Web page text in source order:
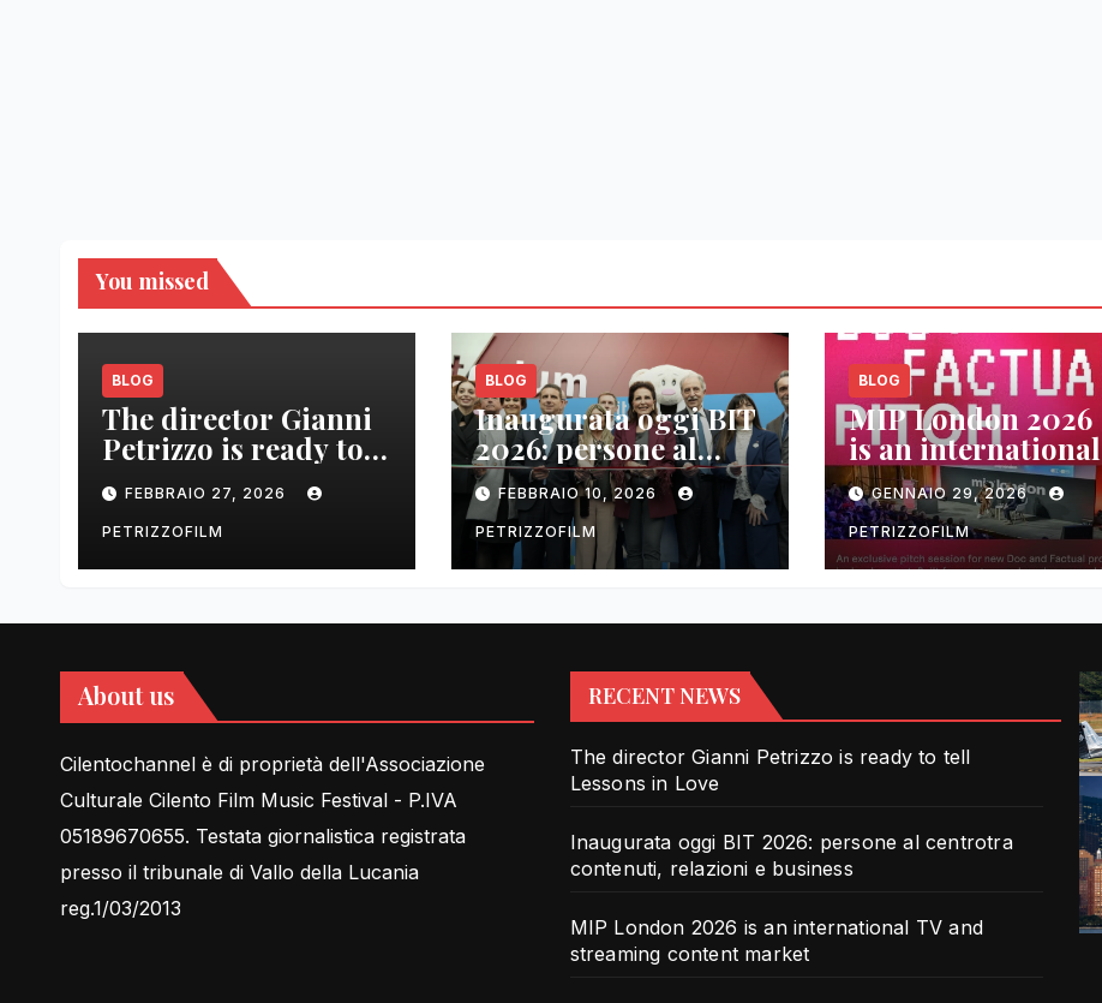
You missed
BLOG
The director Gianni
Petrizzo is ready to
tell Lessons in Love
FEBBRAIO 27, 2026
PETRIZZOFILM
BLOG
Inaugurata oggi BIT
2026: persone al
centrotra contenuti,
relazioni e business
FEBBRAIO 10, 2026
PETRIZZOFILM
BLOG
MIP London 2026
is an international
TV and streaming
content market
GENNAIO 29, 2026
PETRIZZOFILM
About us
Cilentochannel è di proprietà dell'Associazione
Culturale Cilento Film Music Festival - P.IVA
05189670655. Testata giornalistica registrata
presso il tribunale di Vallo della Lucania
reg.1/03/2013
RECENT NEWS
The director Gianni Petrizzo is ready to tell
Lessons in Love
Inaugurata oggi BIT 2026: persone al centrotra
contenuti, relazioni e business
MIP London 2026 is an international TV and
streaming content market